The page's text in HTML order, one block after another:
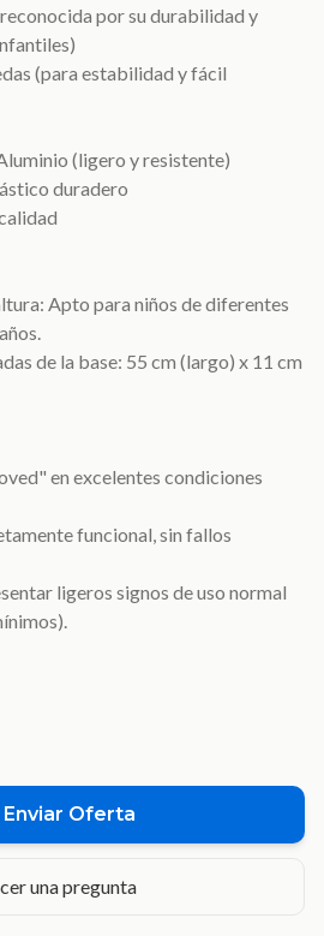
por su durabilidad y
(para estabilidad y fácil
(ligero y resistente)
duradero
Apto para niños de diferentes
de la base: 55 cm (largo) x 11 cm
en excelentes condiciones
funcional, sin fallos
ligeros signos de uso normal
Enviar Oferta
una pregunta